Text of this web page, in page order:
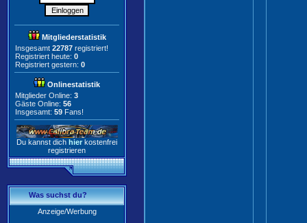
Mitgliederstatistik
Insgesamt 22787 registriert!
Registriert heute: 0
Registriert gestern: 0
Onlinestatistik
Mitglieder Online: 3
Gäste Online: 56
Insgesamt: 59 Fans!
Du kannst dich hier kostenfrei
registrieren
Was suchst du?
Anzeige/Werbung